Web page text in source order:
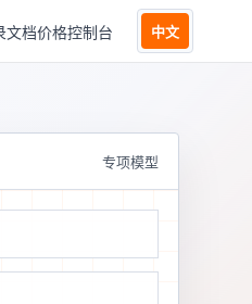
文档价格控制台 中文
专项模型